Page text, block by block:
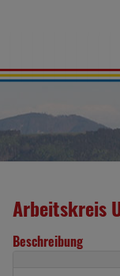
Arbeitskreis
Beschreibung